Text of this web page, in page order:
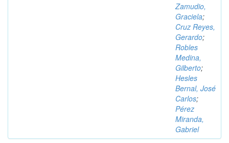
Zamudio,
Graciela;
Cruz Reyes,
Gerardo;
Robles
Medina,
Gilberto;
Hesles
Bernal, José
Carlos;
Pérez
Miranda,
Gabriel